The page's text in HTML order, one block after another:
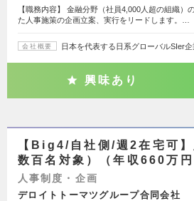
【職務内容】 金融分野（社員4,000人超の組織）
た人事施策の企画立案、実行をリードします。…
会社概要 日本を代表する日系グローバルSIer企
興味あり
【Big4/自社側/週2在宅可】
数百名対象）（年収660万
人事制度・企画
デロイトトーマツグループ合同会社